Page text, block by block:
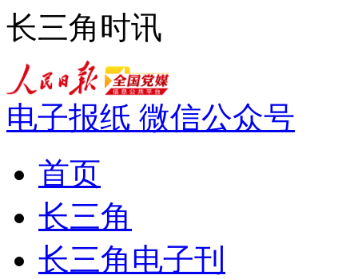
长三角时讯
电子报纸 微信公众号
首页
长三角
长三角电子刊